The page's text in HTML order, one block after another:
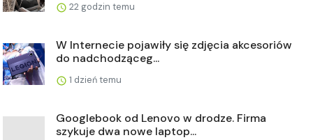
22 godzin temu
W Internecie pojawiły się zdjęcia akcesoriów
do nadchodząceg...
1 dzień temu
Googlebook od Lenovo w drodze. Firma
szykuje dwa nowe laptop...